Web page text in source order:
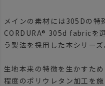
メインの素材には305Dの特
CORDURA® 305d fabricを
う製法を採用した本シリーズ
生地本来の特徴を生かすた
程度のポリウレタン加工を施